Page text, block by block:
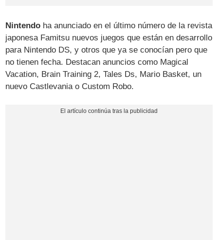
Nintendo ha anunciado en el último número de la revista
japonesa Famitsu nuevos juegos que están en desarrollo
para Nintendo DS, y otros que ya se conocían pero que
no tienen fecha. Destacan anuncios como Magical
Vacation, Brain Training 2, Tales Ds, Mario Basket, un
nuevo Castlevania o Custom Robo.